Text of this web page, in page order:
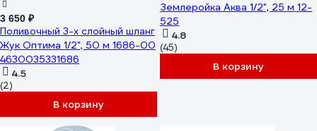
3 650 ₽
Поливочный 3-х слойный шланг
Жук Оптима 1/2", 50 м 1686-00
4630035331686
4.5
(2)
В корзину
Землеройка Аква 1/2", 25 м 12-
525
4.8
(45)
В корзину